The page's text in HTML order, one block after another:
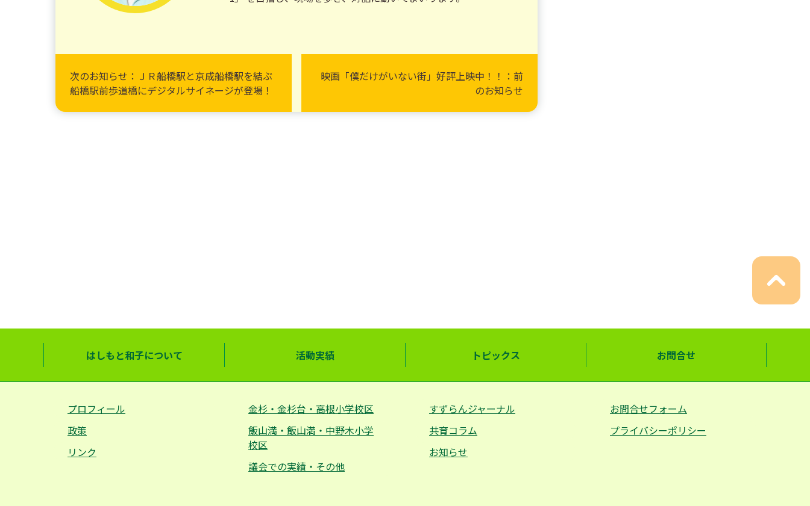
次のお知らせ：ＪＲ船橋駅と京成船橋駅を結ぶ
船橋駅前歩道橋にデジタルサイネージが登場！
映画「僕だけがいない街」好評上映中！！：前
のお知らせ
はしもと和子について 活動実績 トピックス お問合せ
プロフィール
政策
リンク
金杉・金杉台・高根小学校区
飯山満・飯山満・中野木小学
校区
議会での実績・その他
すずらんジャーナル
共育コラム
お知らせ
お問合せフォーム
プライバシーポリシー